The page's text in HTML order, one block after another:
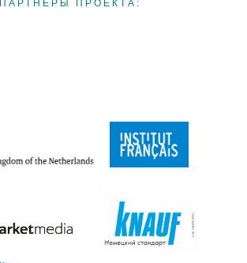
ПАРТНЕРЫ ПРОЕКТА: